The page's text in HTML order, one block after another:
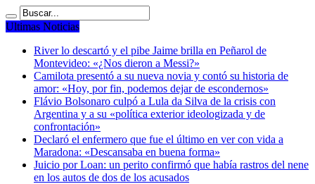
Ultimas Noticias
River lo descartó y el pibe Jaime brilla en Peñarol de
Montevideo: «¿Nos dieron a Messi?»
Camilota presentó a su nueva novia y contó su historia de
amor: «Hoy, por fin, podemos dejar de escondernos»
Flávio Bolsonaro culpó a Lula da Silva de la crisis con
Argentina y a su «política exterior ideologizada y de
confrontación»
Declaró el enfermero que fue el último en ver con vida a
Maradona: «Descansaba en buena forma»
Juicio por Loan: un perito confirmó que había rastros del nene
en los autos de dos de los acusados